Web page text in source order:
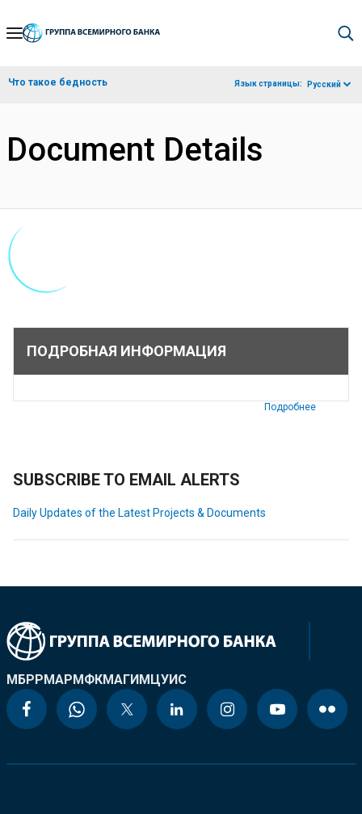
Skip
Navigation
Что такое бедность Язык страницы: Русский
Document Details
ПОДРОБНАЯ ИНФОРМАЦИЯ
Подробнее
SUBSCRIBE TO EMAIL ALERTS
Daily Updates of the Latest Projects & Documents
МБРРМАРМФКМАГИМЦУИС